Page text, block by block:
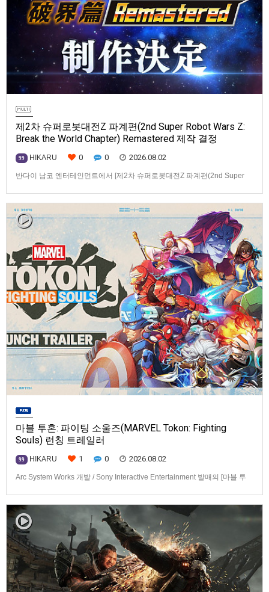
제2차 슈퍼로봇대전Z 파계편(2nd Super Robot Wars Z:
Break the World Chapter) Remastered 제작 결정
99 HIKARU 0 0 2026.08.02
반다이 남코 엔터테인먼트에서 [제2차 슈퍼로봇대전Z 파계편(2nd Super
판[제2차 슈퍼로봇대전Z 파계편]은 2011년 PSP로 발매되었으며, 2012년
에 발매되었던 [제2…
마블 투혼: 파이팅 소울즈(MARVEL Tokon: Fighting
Souls) 런칭 트레일러
99 HIKARU 1 0 2026.08.02
Arc System Works 개발 / Sony Interactive Entertainment 발매의 [마블 투
로 예정.